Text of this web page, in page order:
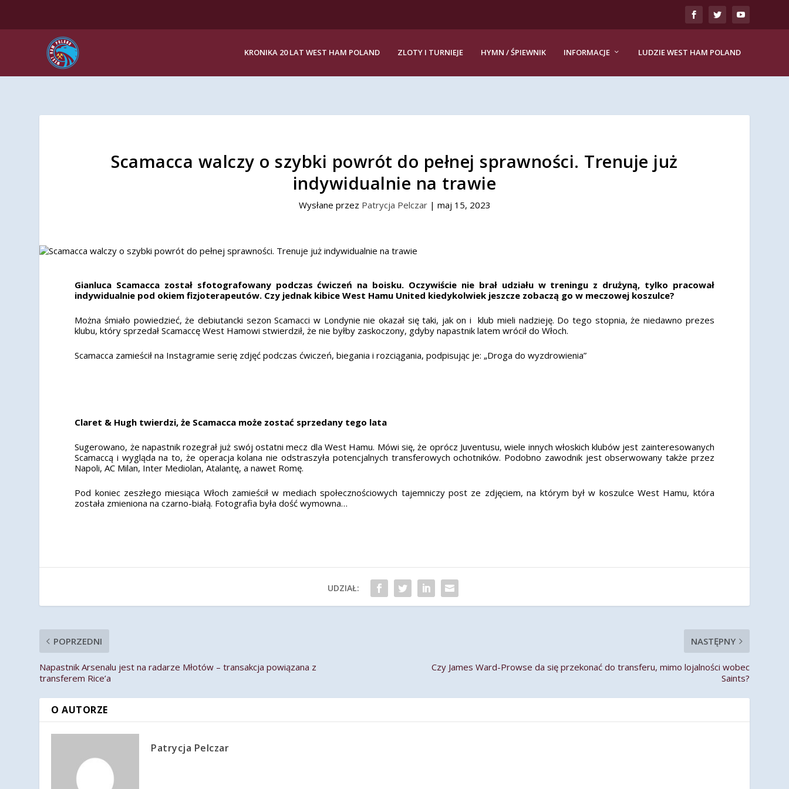
KRONIKA 20 LAT WEST HAM POLAND ZLOTY I TURNIEJE HYMN / ŚPIEWNIK INFORMACJE LUDZIE WEST HAM POLAND
Scamacca walczy o szybki powrót do pełnej sprawności. Trenuje już
indywidualnie na trawie
Wysłane przez Patrycja Pelczar| maj 15, 2023
Gianluca Scamacca został sfotografowany podczas ćwiczeń na boisku. Oczywiście nie brał udziału w treningu z drużyną, tylko pracował
indywidualnie pod okiem fizjoterapeutów. Czy jednak kibice West Hamu United kiedykolwiek jeszcze zobaczą go w meczowej koszulce?
Można śmiało powiedzieć, że debiutancki sezon Scamacci w Londynie nie okazał się taki, jak on i klub mieli nadzieję. Do tego stopnia, że ​​niedawno prezes
klubu, który sprzedał Scamaccę West Hamowi stwierdził, że nie byłby zaskoczony, gdyby napastnik latem wrócił do Włoch.
Scamacca zamieścił na Instagramie serię zdjęć podczas ćwiczeń, biegania i rozciągania, podpisując je: „Droga do wyzdrowienia”
Claret & Hugh twierdzi, że Scamacca może zostać sprzedany tego lata
Sugerowano, że napastnik rozegrał już swój ostatni mecz dla West Hamu. Mówi się, że oprócz Juventusu, wiele innych włoskich klubów jest zainteresowanych
Scamaccą i wygląda na to, że operacja kolana nie odstraszyła potencjalnych transferowych ochotników. Podobno zawodnik jest obserwowany także przez
Napoli, AC Milan, Inter Mediolan, Atalantę, a nawet Romę.
Pod koniec zeszłego miesiąca Włoch zamieścił w mediach społecznościowych tajemniczy post ze zdjęciem, na którym był w koszulce West Hamu, która
została zmieniona na czarno-białą. Fotografia była dość wymowna…
UDZIAŁ:
POPRZEDNI
Napastnik Arsenalu jest na radarze Młotów – transakcja powiązana z
transferem Rice’a
NASTĘPNY
Czy James Ward-Prowse da się przekonać do transferu, mimo lojalności wobec
Saints?
O AUTORZE
Patrycja Pelczar